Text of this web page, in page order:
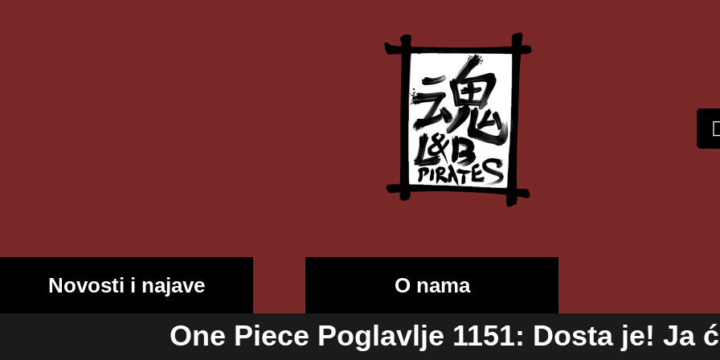
Novosti i najave O nama
One Piece Poglavlje 1151: Dosta je! Ja